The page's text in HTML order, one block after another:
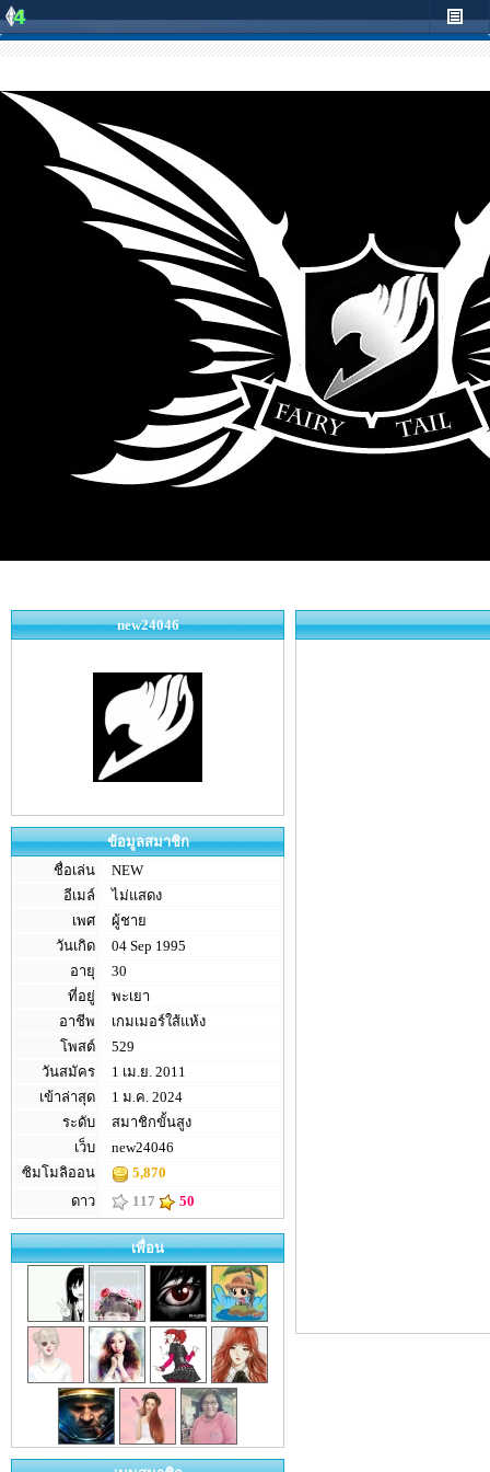
new24046
ข้อมูลสมาชิก
ชื่อเล่น
NEW
อีเมล์
ไม่แสดง
เพศ
ผู้ชาย
วันเกิด
04 Sep 1995
อายุ
30
ที่อยู่
พะเยา
อาชีพ
เกมเมอร์ใส้แห้ง
โพสต์
529
วันสมัคร
1 เม.ย. 2011
เข้าล่าสุด
1 ม.ค. 2024
ระดับ
สมาชิกขั้นสูง
เว็บ
new24046
ซิมโมลิออน
5,870
ดาว
117 50
เพื่อน